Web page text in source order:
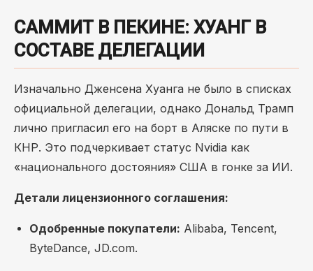
САММИТ В ПЕКИНЕ: ХУАНГ В
СОСТАВЕ ДЕЛЕГАЦИИ
Изначально Дженсена Хуанга не было в списках
официальной делегации, однако Дональд Трамп
лично пригласил его на борт в Аляске по пути в
КНР. Это подчеркивает статус Nvidia как
«национального достояния» США в гонке за ИИ.
Детали лицензионного соглашения:
Одобренные покупатели: Alibaba, Tencent,
ByteDance, JD.com.